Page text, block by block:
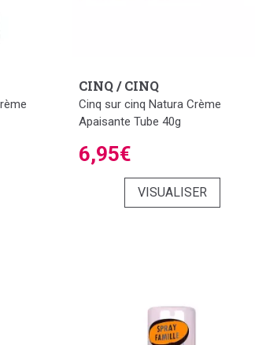
CINQ / CINQ
Cinq sur cinq Natura Crème
Apaisante Tube 40g
6,95€
VISUALISER